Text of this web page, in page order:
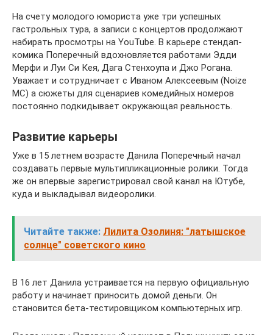
На счету молодого юмориста уже три успешных
гастрольных тура, а записи с концертов продолжают
набирать просмотры на YouTube. В карьере стендап-
комика Поперечный вдохновляется работами Эдди
Мерфи и Луи Си Кея, Дага Стенхоупа и Джо Рогана.
Уважает и сотрудничает с Иваном Алексеевым (Noize
MC) а сюжеты для сценариев комедийных номеров
постоянно подкидывает окружающая реальность.
Развитие карьеры
Уже в 15 летнем возрасте Данила Поперечный начал
создавать первые мультипликационные ролики. Тогда
же он впервые зарегистрировал свой канал на Ютубе,
куда и выкладывал видеоролики.
Читайте также: Лилита Озолиня: "латышское
солнце" советского кино
В 16 лет Данила устраивается на первую официальную
работу и начинает приносить домой деньги. Он
становится бета-тестировщиком компьютерных игр.